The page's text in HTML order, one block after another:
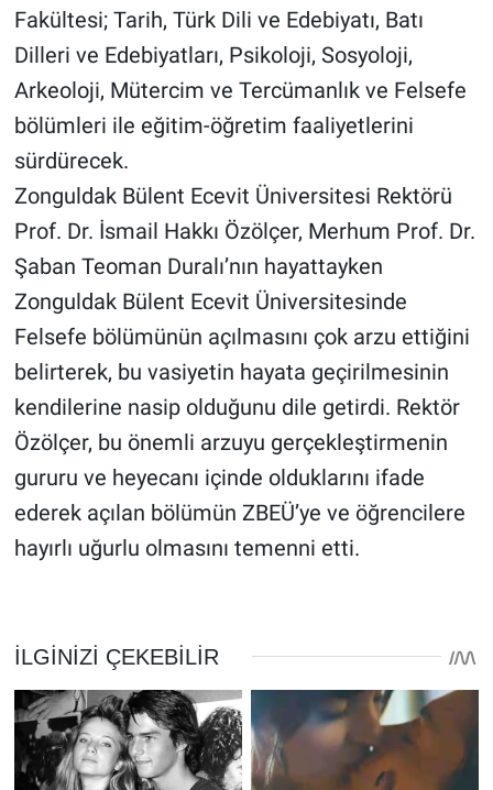
Fakültesi; Tarih, Türk Dili ve Edebiyatı, Batı
Dilleri ve Edebiyatları, Psikoloji, Sosyoloji,
Arkeoloji, Mütercim ve Tercümanlık ve Felsefe
bölümleri ile eğitim-öğretim faaliyetlerini
sürdürecek.
Zonguldak Bülent Ecevit Üniversitesi Rektörü
Prof. Dr. İsmail Hakkı Özölçer, Merhum Prof. Dr.
Şaban Teoman Duralı’nın hayattayken
Zonguldak Bülent Ecevit Üniversitesinde
Felsefe bölümünün açılmasını çok arzu ettiğini
belirterek, bu vasiyetin hayata geçirilmesinin
kendilerine nasip olduğunu dile getirdi. Rektör
Özölçer, bu önemli arzuyu gerçekleştirmenin
gururu ve heyecanı içinde olduklarını ifade
ederek açılan bölümün ZBEÜ’ye ve öğrencilere
hayırlı uğurlu olmasını temenni etti.